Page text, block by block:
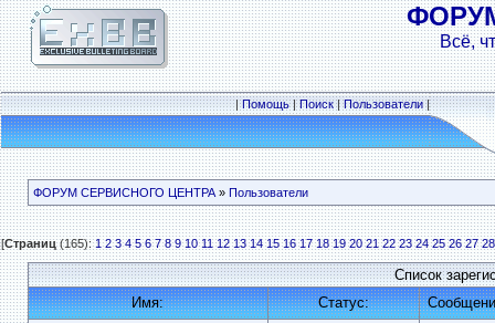
Всё,
|Помощь|Поиск|Пользователи|
ФОРУМ СЕРВИСНОГО ЦЕНТРА» Пользователи
[Страниц(165):1 2 3 4 5 6 7 8 9 10 11 12 13 14 15 16 17 18 19 20 21 22 23 24 25 26 27 28
Список
Имя:
Статус: